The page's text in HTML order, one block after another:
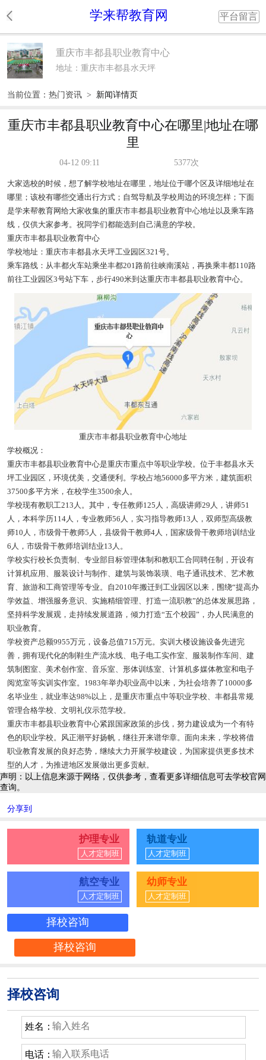
学来帮教育网 平台留言
重庆市丰都县职业教育中心
地址：重庆市丰都县水天坪
当前位置： 热门资讯 > 新闻详情页
重庆市丰都县职业教育中心在哪里|地址在哪
里
04-12 09:11 5377次
大家选校的时候，想了解学校地址在哪里，地址位于哪个区及详细地址在
哪里；该校有哪些交通出行方式；自驾导航及学校周边的环境怎样；下面
是学来帮教育网给大家收集的重庆市丰都县职业教育中心地址以及乘车路
线，仅供大家参考。祝同学们都能选到自己满意的学校。
重庆市丰都县职业教育中心
学校地址：重庆市丰都县水天坪工业园区321号。
乘车路线：从丰都火车站乘坐丰都201路前往峡南溪站，再换乘丰都110路
前往工业园区3号站下车，步行490米到达重庆市丰都县职业教育中心。
重庆市丰都县职业教育中心地址
学校概况：
重庆市丰都县职业教育中心是重庆市重点中等职业学校。位于丰都县水天
坪工业园区，环境优美，交通便利。学校占地56000多平方米，建筑面积
37500多平方米，在校学生3500余人。
学校现有教职工213人。其中，专任教师125人，高级讲师29人，讲师51
人，本科学历114人，专业教师56人，实习指导教师13人，双师型高级教
师10人，市级骨干教师5人，县级骨干教师4人，国家级骨干教师培训结业
6人，市级骨干教师培训结业13人。
学校实行校长负责制、专业部目标管理体制和教职工合同聘任制，开设有
计算机应用、服装设计与制作、建筑与装饰装璜、电子通讯技术、艺术教
育、旅游和工商管理等专业。自2010年搬迁到工业园区以来，围绕“提高办
学效益、增强服务意识、实施精细管理、打造一流职教”的总体发展思路，
坚持科学发展观，走持续发展道路，倾力打造“五个校园”，办人民满意的
职业教育。
学校资产总额9955万元，设备总值715万元。实训大楼设施设备先进完
善，拥有现代化的制鞋生产流水线、电子电工实作室、服装制作车间、建
筑制图室、美术创作室、音乐室、形体训练室、计算机多媒体教室和电子
阅览室等实训实作室。1983年举办职业高中以来，为社会培养了10000多
名毕业生，就业率达98%以上，是重庆市重点中等职业学校、丰都县常规
管理合格学校、文明礼仪示范学校。
重庆市丰都县职业教育中心紧跟国家政策的步伐，努力建设成为一个有特
色的职业学校。风正潮平好扬帆，继往开来谱华章。面向未来，学校将借
职业教育发展的良好态势，继续大力开展学校建设，为国家提供更多技术
型的人才，为推进地区发展做出更多贡献。
声明：以上信息来源于网络，仅供参考，查看更多详细信息可去学校官网
查询。
分享到
护理专业
人才定制班
轨道专业
人才定制班
航空专业
人才定制班
幼师专业
人才定制班
择校咨询
择校咨询
择校咨询
姓名：
电话：